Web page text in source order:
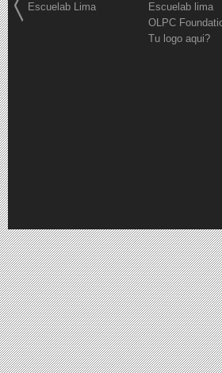
Escuelab Lima
Escuelab lima
OLPC
Tu logo aqui?